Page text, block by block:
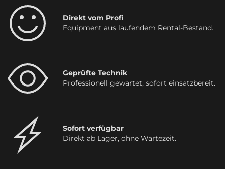
Direkt vom Profi
Equipment aus laufendem Rental-Bestand.
Geprüfte Technik
Professionell gewartet, sofort einsatzbereit.
Sofort verfügbar
Direkt ab Lager, ohne Wartezeit.